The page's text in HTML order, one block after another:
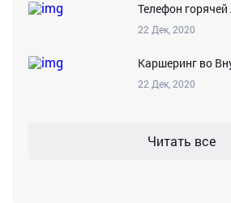
Телефон
22 Дек, 2020
Каршеринг во
22 Дек, 2020
Читать все